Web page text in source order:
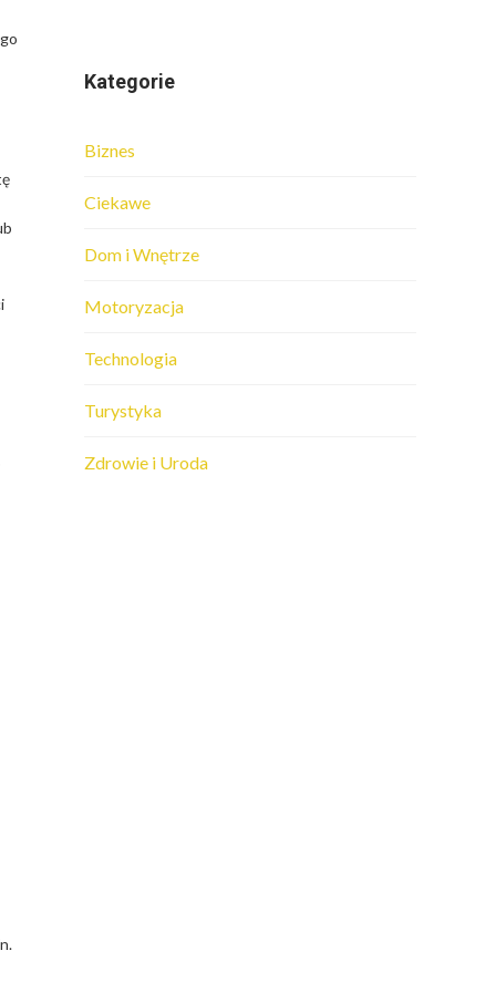
Kategorie
Biznes
Ciekawe
Dom i Wnętrze
Motoryzacja
Technologia
Turystyka
Zdrowie i Uroda